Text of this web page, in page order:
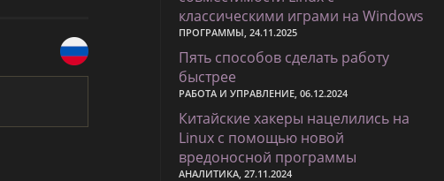
классическими играми на Windows
ПРОГРАММЫ, 24.11.2025
Пять способов сделать работу
быстрее
РАБОТА И УПРАВЛЕНИЕ, 06.12.2024
Китайские хакеры нацелились на
Linux с помощью новой
вредоносной программы
АНАЛИТИКА, 27.11.2024